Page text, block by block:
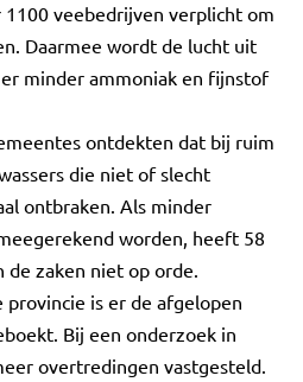
veebedrijven verplicht om
Daarmee wordt de lucht uit
minder ammoniak en fijnstof
ontdekten dat bij ruim
die niet of slecht
ontbraken. Als minder
worden, heeft 58
de zaken niet op orde.
provincie is er de afgelopen
Bij een onderzoek in
overtredingen vastgesteld.